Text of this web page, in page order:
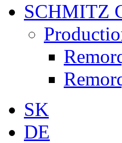
SCHMITZ
SK
DE